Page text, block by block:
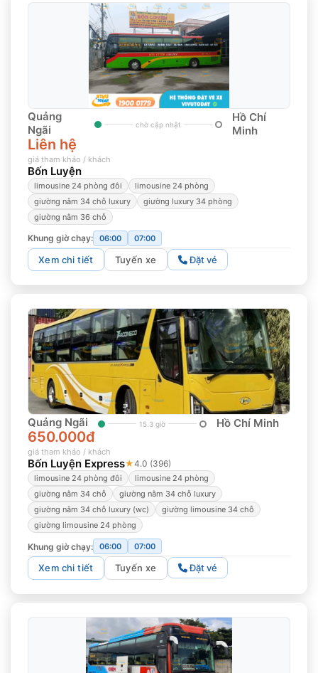
Quảng
Ngãi
chờ cập nhật
Hồ Chí
Minh
Liên hệ
giá tham khảo / khách
Bốn Luyện
limousine 24 phòng đôi
limousine 24 phòng
giường nằm 34 chỗ luxury
giường luxury 34 phòng
giường nằm 36 chỗ
Khung giờ chạy: 06:00 07:00
Xem chi tiết Tuyến xe Đặt vé
Quảng Ngãi 15.3 giờ Hồ Chí Minh
650.000đ
giá tham khảo / khách
Bốn Luyện Express★4.0 (396)
limousine 24 phòng đôi
limousine 24 phòng
giường nằm 34 chỗ
giường nằm 34 chỗ luxury
giường nằm 34 chỗ luxury (wc)
giường limousine 34 chỗ
giường limousine 24 phòng
Khung giờ chạy: 06:00 07:00
Xem chi tiết Tuyến xe Đặt vé